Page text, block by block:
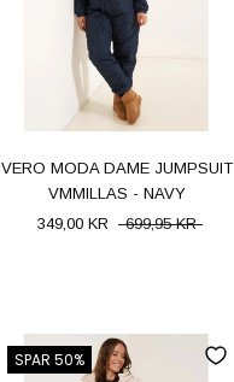
VERO MODA DAME JUMPSUIT
VMMILLAS - NAVY
349,00 KR
699,95 KR
SPAR 50%